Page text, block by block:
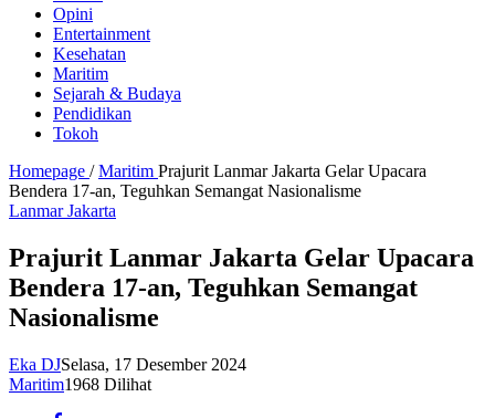
Opini
Entertainment
Kesehatan
Maritim
Sejarah & Budaya
Pendidikan
Tokoh
Homepage / Maritim Prajurit Lanmar Jakarta Gelar Upacara
Bendera 17-an, Teguhkan Semangat Nasionalisme
Lanmar Jakarta
Prajurit Lanmar Jakarta Gelar Upacara
Bendera 17-an, Teguhkan Semangat
Nasionalisme
Eka DJSelasa, 17 Desember 2024
Maritim1968 Dilihat